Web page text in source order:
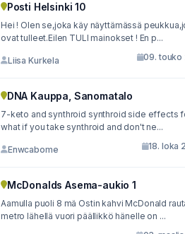
Posti Helsinki 10
Hei ! Olen se,joka käy näyttämässä
ovat tulleet.Eilen TULI mainokset ! En p...
Liisa Kurkela 09. touko
DNA Kauppa, Sanomatalo
7-keto and synthroid synthroid side effects
what if you take synthroid and don't ne...
Enwcabome 18. loka
McDonalds Asema-aukio 1
Aamulla puoli 8 mä Ostin kahvi McDonald
metro lähellä vuori päällikkö hänelle on ...